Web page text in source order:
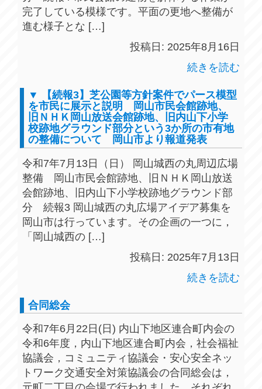
完了している模様です。平面の更地へ整備が
進む様子とな […]
投稿日: 2025年8月16日
続きを読む
▼ 【続報3】芝公園等方針案件でパース模型
を市民に展示と説明 岡山市民会館跡地、
旧ＮＨＫ岡山放送会館跡地、旧内山下小学
校跡地グラウンド部分という3か所の市有地
の整備について 岡山市より報道発表
令和7年7月13日（日） 岡山城西の丸周辺広場
整備 岡山市民会館跡地、旧ＮＨＫ岡山放送
会館跡地、旧内山下小学校跡地グラウンド部
分 続報3 岡山城西の丸広場アイデア募集を
岡山市は行っています。その企画の一つに，
「岡山城西の […]
投稿日: 2025年7月13日
続きを読む
合同総会
令和7年6月22日(日) 内山下地区連合町内会の
令和6年度，内山下地区連合町内会，社会福祉
協議会，コミュニティ協議会・安心安全ネッ
トワーク交通安全対策協議会の合同総会は，